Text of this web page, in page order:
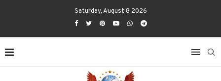
Saturday, August 8 2026